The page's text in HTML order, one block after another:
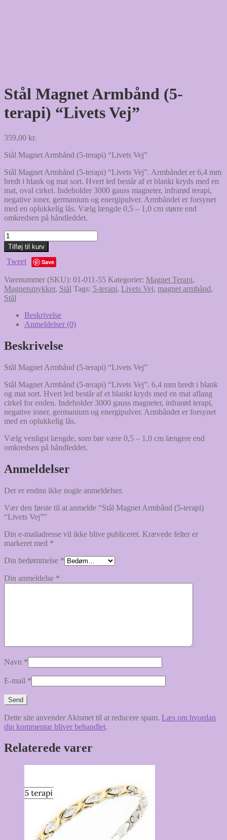
Stål Magnet Armbånd (5-
terapi) “Livets Vej”
359,00 kr.
Stål Magnet Armbånd (5-terapi) “Livets Vej”
Stål Magnet Armbånd (5-terapi) “Livets Vej”. Armbåndet er 6,4 mm
bredt i blank og mat sort. Hvert led består af et blankt kryds med en
mat, oval cirkel. Indeholder 3000 gauss magneter, infrarød terapi,
negative ioner, germanium og energipulver. Armbåndet er forsynet
med en oplukkelig lås. Vælg længde 0,5 – 1,0 cm større end
omkredsen på håndleddet.
Stål
Magnet
Armbånd
(5-
"Livets
Vej"
antal
Tilføj til kurv
Tweet Save
Varenummer (SKU): 01-011-55 Kategorier: Magnet Terapi,
Magnetsmykker, Stål Tags: 5-terapi, Livets Vej, magnet armbånd,
Stål
Beskrivelse
Anmeldelser (0)
Beskrivelse
Stål Magnet Armbånd (5-terapi) “Livets Vej”
Stål Magnet Armbånd (5-terapi) “Livets Vej”. 6,4 mm bredt i blank
og mat sort. Hvert led består af et blankt kryds med en mat aflang
cirkel for enden. Indeholder 3000 gauss magneter, infrarød terapi,
negative ioner, germanium og energipulver. Armbåndet er forsynet
med en oplukkelig lås.
Vælg venligst længde, som bør være 0,5 – 1,0 cm længere end
omkredsen på håndleddet.
Anmeldelser
Der er endnu ikke nogle anmeldelser.
Vær den første til at anmelde “Stål Magnet Armbånd (5-terapi)
“Livets Vej””
Din e-mailadresse vil ikke blive publiceret. Krævede felter er
markeret med *
Din bedømmelse *
Din anmeldelse *
Navn *
E-mail *
Dette site anvender Akismet til at reducere spam. Læs om hvordan
din kommentar bliver behandlet.
Relaterede varer